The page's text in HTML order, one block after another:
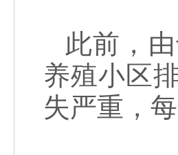
此前，
养殖小区
失严重，